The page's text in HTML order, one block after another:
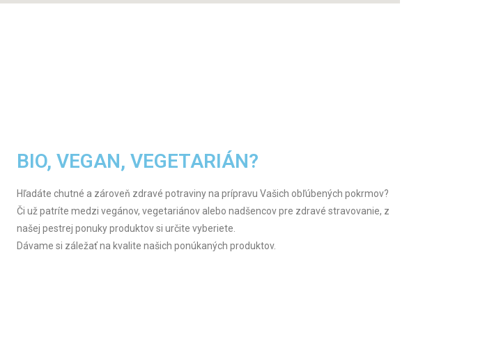
BIO, VEGAN, VEGETARIÁN?
Hľadáte chutné a zároveň zdravé potraviny na prípravu Vašich obľúbených pokrmov?
Či už patríte medzi vegánov, vegetariánov alebo nadšencov pre zdravé stravovanie, z
našej pestrej ponuky produktov si určite vyberiete.
Dávame si záležať na kvalite našich ponúkaných produktov.